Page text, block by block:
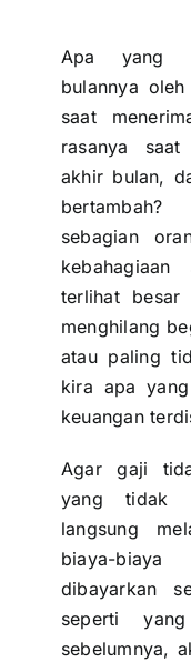
Apa yang
bulannya
saat
rasanya
akhir bulan,
sebagian
terlihat
menghilang
atau paling
kira apa
keuangan
Agar gaji
yang tidak
langsung
biaya-
dibayarkan
seperti
sebelumnya,